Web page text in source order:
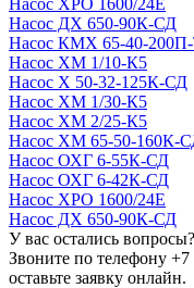
Насос ДХ 650-90К-СД
Насос КМХ 65-40-
Насос ХМ 1/10-К5
Насос Х 50-32-125К-СД
Насос ХМ 1/30-К5
Насос ХМ 2/25-К5
Насос ХМ 65-50-160К-
Насос ОХГ 6-55К-СД
Насос ОХГ 6-42К-СД
Насос ХРО 1600/24Е
Насос ДХ 650-90К-СД
У вас остались вопросы?
Звоните по телефону +7
оставьте заявку онлайн.